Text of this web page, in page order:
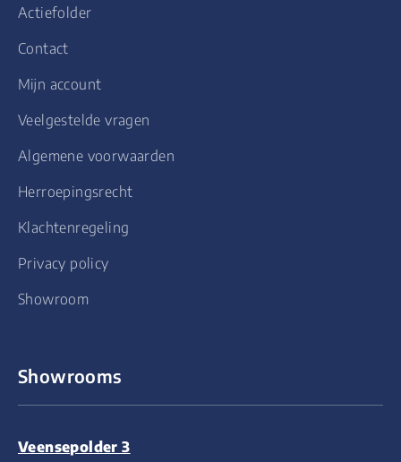
Actiefolder
Contact
Mijn account
Veelgestelde vragen
Algemene voorwaarden
Herroepingsrecht
Klachtenregeling
Privacy policy
Showroom
Showrooms
Veensepolder 3